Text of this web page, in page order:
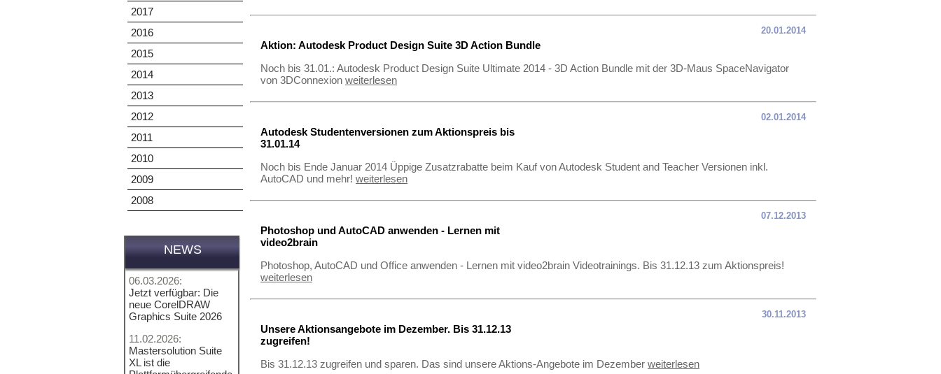
2017
2016
2015
2014
2013
2012
2011
2010
2009
2008
NEWS
06.03.2026:
Jetzt verfügbar: Die
neue CorelDRAW
Graphics Suite 2026
11.02.2026:
Mastersolution Suite
XL ist die
Aktion: Autodesk Product Design Suite 3D Action Bundle
Noch bis 31.01.: Autodesk Product Design Suite Ultimate 2014 - 3D Action Bundle mit der 3D-Maus SpaceNavigator
von 3DConnexion weiterlesen
20.01.2014
Autodesk Studentenversionen zum Aktionspreis bis
31.01.14
Noch bis Ende Januar 2014 Üppige Zusatzrabatte beim Kauf von Autodesk Student and Teacher Versionen inkl.
AutoCAD und mehr! weiterlesen
02.01.2014
Photoshop und AutoCAD anwenden - Lernen mit
video2brain
Photoshop, AutoCAD und Office anwenden - Lernen mit video2brain Videotrainings. Bis 31.12.13 zum Aktionspreis!
weiterlesen
07.12.2013
Unsere Aktionsangebote im Dezember. Bis 31.12.13
zugreifen!
Bis 31.12.13 zugreifen und sparen. Das sind unsere Aktions-Angebote im Dezember weiterlesen
30.11.2013